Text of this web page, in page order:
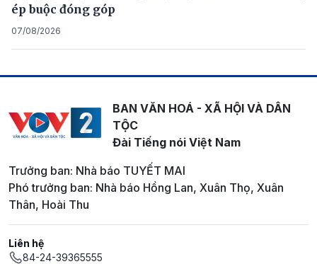
ép buộc đóng góp
07/08/2026
BAN VĂN HOÁ - XÃ HỘI VÀ DÂN
TỘC
Đài Tiếng nói Việt Nam
Trưởng ban: Nhà báo TUYẾT MAI
Phó trưởng ban: Nhà báo Hồng Lan, Xuân Thọ, Xuân
Thân, Hoài Thu
Liên hệ
84-24-39365555